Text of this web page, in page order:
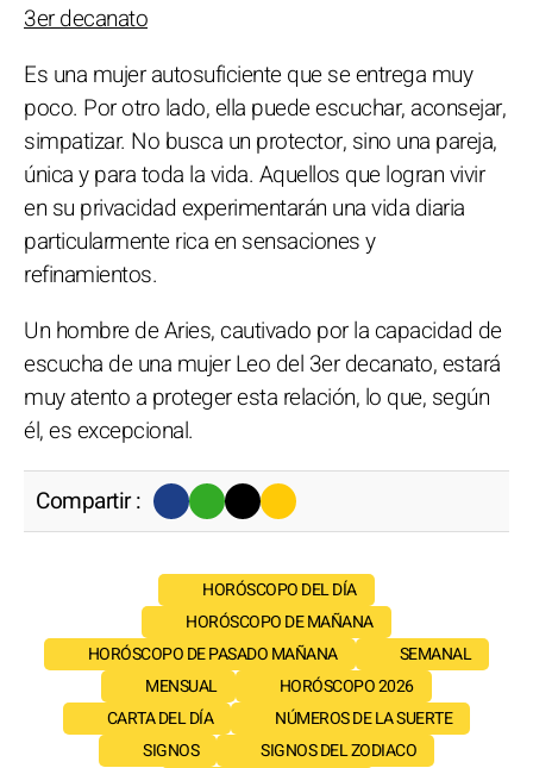
3er decanato
Es una mujer autosuficiente que se entrega muy
poco. Por otro lado, ella puede escuchar, aconsejar,
simpatizar. No busca un protector, sino una pareja,
única y para toda la vida. Aquellos que logran vivir
en su privacidad experimentarán una vida diaria
particularmente rica en sensaciones y
refinamientos.
Un hombre de Aries, cautivado por la capacidad de
escucha de una mujer Leo del 3er decanato, estará
muy atento a proteger esta relación, lo que, según
él, es excepcional.
Compartir :
HORÓSCOPO DEL DÍA
HORÓSCOPO DE MAÑANA
HORÓSCOPO DE PASADO MAÑANA
SEMANAL
MENSUAL
HORÓSCOPO 2026
CARTA DEL DÍA
NÚMEROS DE LA SUERTE
SIGNOS
SIGNOS DEL ZODIACO